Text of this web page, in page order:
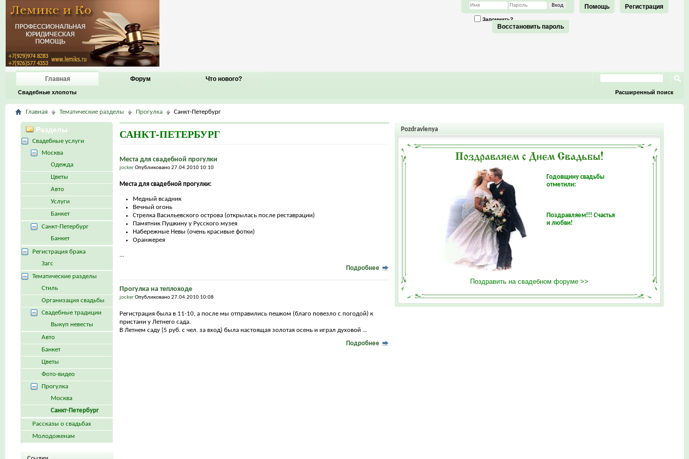
Регистрация
Помощь
Запомнить?
Восстановить пароль
Главная
Свадебные хлопоты
Форум Что нового?
Расширенный поиск
Главная Тематические разделы Прогулка Санкт-Петербург
САНКТ-ПЕТЕРБУРГ
Места для свадебной прогулки
jockerОпубликовано 27.04.2010 10:10
Места для свадебной прогулки:
Медный всадник
Вечный огонь
Стрелка Васильевского острова (открылась после реставрации)
Памятник Пушкину у Русского музея
Набережные Невы (очень красивые фотки)
Оранжерея
...
Подробнее
Прогулка на теплоходе
jockerОпубликовано 27.04.2010 10:08
Регистрация была в 11-10, а после мы отправились пешком (благо повезло с погодой) к
пристани у Летнего сада.
В Летнем саду (5 руб. с чел. за вход) была настоящая золотая осень и играл духовой ...
Подробнее
Pozdravlenya
Годовщину свадьбы
отметили:
Поздравляем!!! Счастья
и любви!
Поздравить на свадебном форуме >>
Разделы
Свадебные услуги
Москва
Одежда
Цветы
Авто
Услуги
Банкет
Санкт-Петербург
Банкет
Регистрация брака
Загс
Тематические разделы
Стиль
Организация свадьбы
Свадебные традиции
Выкуп невесты
Авто
Банкет
Цветы
Фото-видео
Прогулка
Москва
Санкт-Петербург
Рассказы о свадьбах
Молодоженам